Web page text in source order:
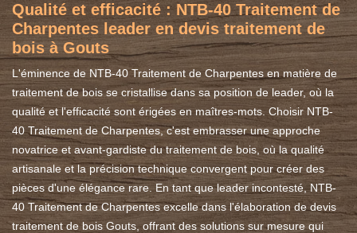
Qualité et efficacité : NTB-40 Traitement de
Charpentes leader en devis traitement de
bois à Gouts
L'éminence de NTB-40 Traitement de Charpentes en matière de
traitement de bois se cristallise dans sa position de leader, où la
qualité et l'efficacité sont érigées en maîtres-mots. Choisir NTB-
40 Traitement de Charpentes, c'est embrasser une approche
novatrice et avant-gardiste du traitement de bois, où la qualité
artisanale et la précision technique convergent pour créer des
pièces d'une élégance rare. En tant que leader incontesté, NTB-
40 Traitement de Charpentes excelle dans l'élaboration de devis
traitement de bois Gouts, offrant des solutions sur mesure qui